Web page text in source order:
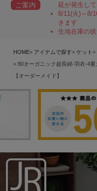
ご案内
延が発生し
8/11(火)～8/
きます
生地在庫の
HOME アイテムで探す ケット
80オーガニック超長綿-羽衣-4
【オーダーメイド】